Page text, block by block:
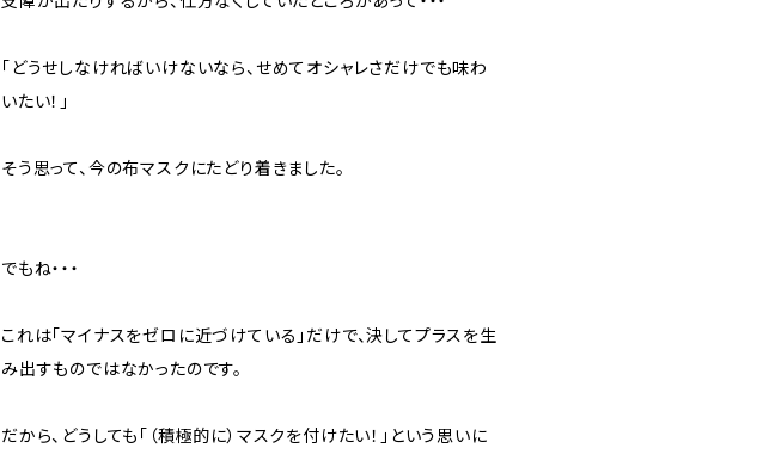
「どうせしなければいけないなら、せめてオシャレさだけでも味わ
いたい！」
そう思って、今の布マスクにたどり着きました。
でもね・・・
これは「マイナスをゼロに近づけている」だけで、決してプラスを生
み出すものではなかったのです。
だから、どうしても「（積極的に）マスクを付けたい！」という思いに